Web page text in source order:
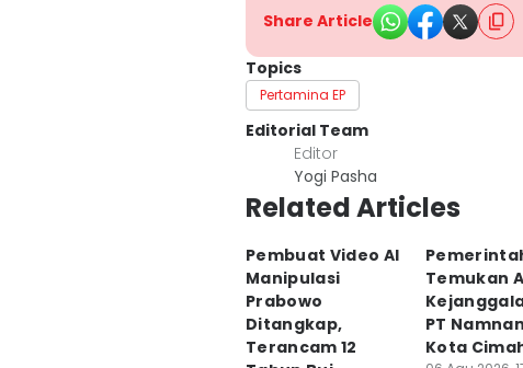
Share Article
Topics
Pertamina EP
Editorial Team
Editor
Yogi Pasha
Related Articles
Pembuat Video AI
Manipulasi
Prabowo
Ditangkap,
Terancam 12
Temukan
PT
Kota